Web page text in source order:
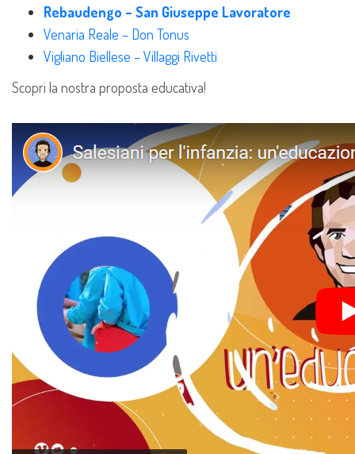
Rebaudengo – San Giuseppe Lavoratore
Venaria Reale – Don Tonus
Vigliano Biellese – Villaggi Rivetti
Scopri la nostra proposta educativa!